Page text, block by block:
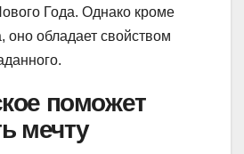
Года. Однако кроме
оно обладает свойством
поможет
мечту